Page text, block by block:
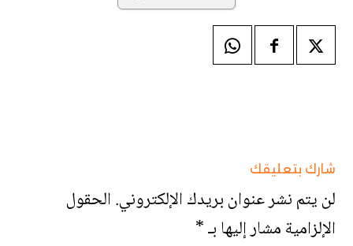
شارك بتعليقك
لن يتم نشر عنوان بريدك الإلكتروني.الحقول
الإلزامية مشار إليها بـ*